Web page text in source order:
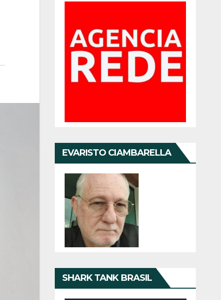
EVARISTO CIAMBARELLA
SHARK TANK BRASIL